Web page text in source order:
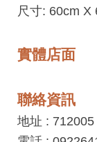
常
問
(一
般)
尺寸: 60cm X
實體店面
聯絡資訊
地址 :